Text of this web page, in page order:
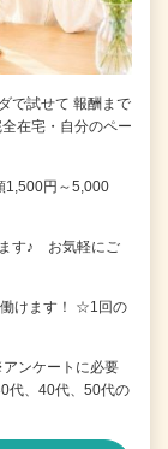
で試せて 報酬まで
在宅・自分のペー
1,500円～5,000
す♪ お気軽にご
けます！ ☆1回の
ンケートに必要
代、40代、50代の